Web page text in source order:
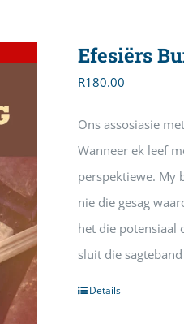
Efesiërs
R180.00
Ons assosiasie
Wanneer ek leef
perspektiewe. My
nie die gesag
het die potensiaal
sluit die
Details